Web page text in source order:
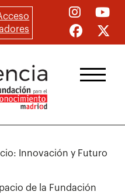
Innovación y Futuro
de la Fundación